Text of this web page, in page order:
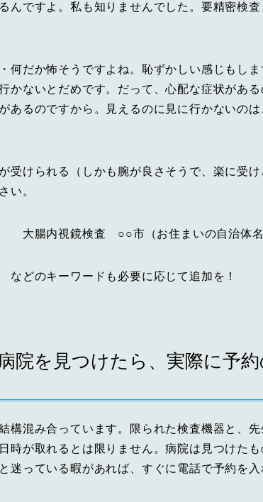
んですよ。私も知りませんでした。要精密検
何だか怖そうですよね。恥ずかしい感じもし
かないとだめです。だって、心配な症状があ
あるのですから。見えるのに見に行かないの
受けられる（しかも腕が良さそうで、楽に受
い。
大腸内視鏡検査 ○○市（お住まいの自治体
どのキーワードも必要に応じて追加を！
院を見つけたら、実際に予約
構混み合っています。限られた検査機器と、
時が取れるとは限りません。病院は見つけた
迷っている暇があれば、すぐに電話で予約を入